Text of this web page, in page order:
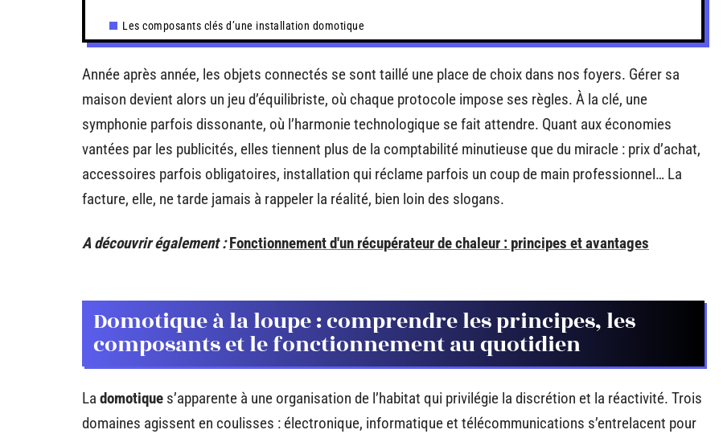
Les composants clés d’une installation domotique
Année après année, les objets connectés se sont taillé une place de choix dans nos foyers. Gérer sa
maison devient alors un jeu d’équilibriste, où chaque protocole impose ses règles. À la clé, une
symphonie parfois dissonante, où l’harmonie technologique se fait attendre. Quant aux économies
vantées par les publicités, elles tiennent plus de la comptabilité minutieuse que du miracle : prix d’achat,
accessoires parfois obligatoires, installation qui réclame parfois un coup de main professionnel… La
facture, elle, ne tarde jamais à rappeler la réalité, bien loin des slogans.
A découvrir également : Fonctionnement d'un récupérateur de chaleur : principes et avantages
Domotique à la loupe : comprendre les principes, les
composants et le fonctionnement au quotidien
La domotique s’apparente à une organisation de l’habitat qui privilégie la discrétion et la réactivité. Trois
domaines agissent en coulisses : électronique, informatique et télécommunications s’entrelacent pour